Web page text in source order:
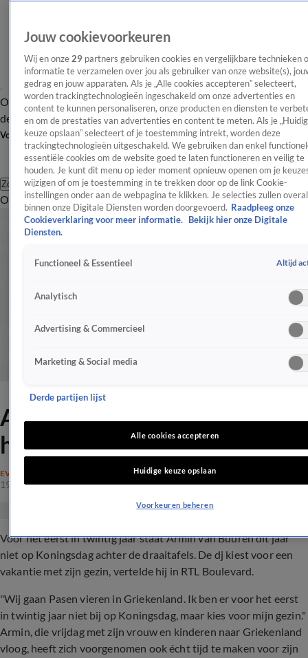
OverzichtAfleveringen Entertainment TV Algemeen
Tip
de redactieNieuwsbrief
Volg Shownieuws
Zoeken
OverzichtEntertainmentSpraakmakendRealityCrimeVideo's
Armin slaat Koningsdag voor
het eerst over
EVENEMENTEN
19 apr 2019, 17:50
Voor het eerst in twintig jaar staat Armin van Buuren dit jaar
niet op Koningsdag achter de draaitafels. De dj kiest voor een
vakantie met zijn gezin, vertelde hij in RTL Boulevard.
"Wij gaan Pasen vieren in Griekenland. Ik ben er voor het eerst
in twintig jaar niet bij op Koningsdag, maar kies voor mijn gezin."
Armin, die vrijdag met zijn vrouw en kinderen naar Griekenland
vloog, heeft zich voorgenomen ook écht tijd te maken voor zijn
Jouw cookievoorkeuren
Wij en onze 29 partners gebruiken cookies en vergelijkbare technieken
informatie te verzamelen over jou als gebruiker van onze website(s),
gedrag en jouw apparaten. Als je „Alle cookies accepteren” selecteert,
worden trackingtechnologieën ingeschakeld om onze advertenties en
content te kunnen personaliseren, onze producten en diensten te
en om de prestaties van advertenties en content te meten. Als je
keuze opslaan” selecteert of je toestemming intrekt, worden deze
trackingtechnologieën uitgeschakeld. We gebruiken dan enkel
essentiële cookies om de website goed te laten functioneren en veilig te
houden. Je kunt dit menu op ieder moment opnieuw openen om je
wijzigen of om je toestemming in te trekken door op de link Cookie-
instellingen onder aan de webpagina te klikken. Je selecties zullen overal
binnen onze Digitale Diensten worden doorgevoerd. Raadpleeg onze
Cookieverklaring voor meer informatie.
Bekijk hier onze Digitale
Diensten.
Functioneel & Essentieel Altijd
Analytisch
Advertising & Commercieel
Marketing & Social media
Derde partijen lijst
Alle cookies accepteren
Huidige keuze opslaan
Voorkeuren beheren